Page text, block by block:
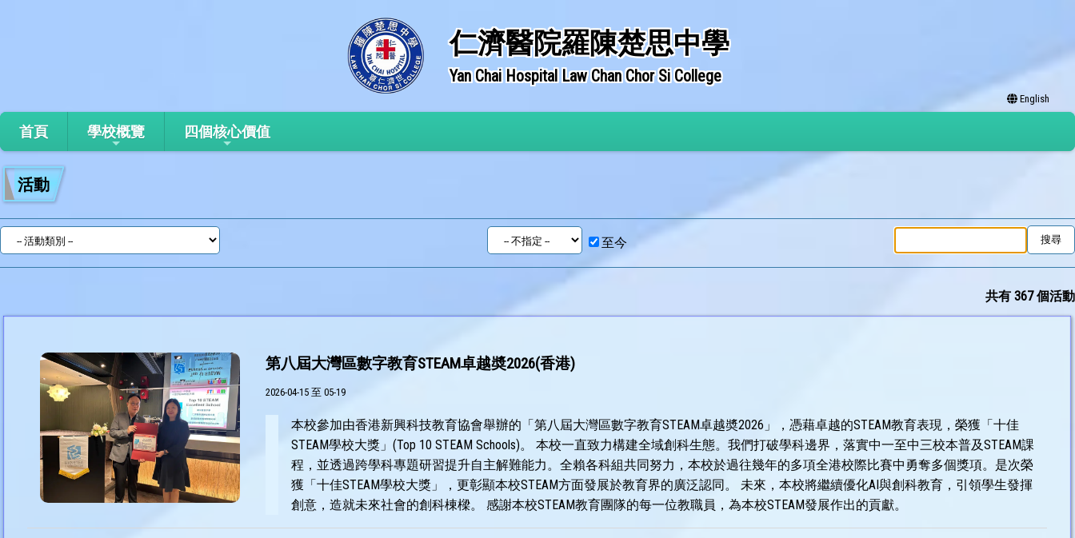
仁濟醫院羅陳楚思中學
Yan Chai Hospital Law Chan Chor Si College
English
首頁 學校概覽 四個核心價值
活動
至今
共有 367 個活動
第八屆大灣區數字教育STEAM卓越奬2026(香港)
2026-04-15 至 05-19
本校參加由香港新興科技教育協會舉辦的「第八屆大灣區數字教育STEAM卓越奬2026」，憑藉卓越的STEAM教育表現，榮獲「十佳
STEAM學校大獎」(Top 10 STEAM Schools)。 本校一直致力構建全域創科生態。我們打破學科邊界，落實中一至中三校本普及STEAM課
程，並透過跨學科專題研習提升自主解難能力。全賴各科組共同努力，本校於過往幾年的多項全港校際比賽中勇奪多個獎項。是次榮
獲「十佳STEAM學校大獎」，更彰顯本校STEAM方面發展於教育界的廣泛認同。 未來，本校將繼續優化AI與創科教育，引領學生發揮
創意，造就未來社會的創科棟樑。 感謝本校STEAM教育團隊的每一位教職員，為本校STEAM發展作出的貢獻。